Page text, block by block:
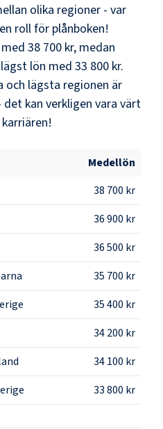
olika regioner - var
roll för plånboken!
38 700 kr, medan
lön med33 800 kr.
och lägsta regionen är
det kan verkligen vara värt
Medellön
38 700 kr
36 900 kr
36 500 kr
35 700 kr
35 400 kr
34 200 kr
34 100 kr
33 800 kr